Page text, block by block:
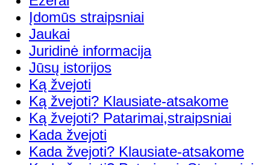
Įdomūs straipsniai
Jaukai
Juridinė informacija
Jūsų istorijos
Ką žvejoti
Ką žvejoti? Klausiate-atsakome
Ką žvejoti? Patarimai,straipsniai
Kada žvejoti
Kada žvejoti? Klausiate-atsakome